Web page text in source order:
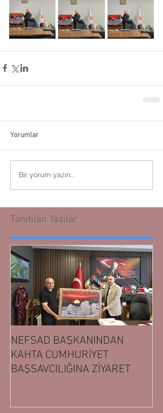
Yorumlar
Bir yorum yazın...
Tanıtılan Yazılar
NEFSAD BAŞKANINDAN
KAHTA CUMHURİYET
BAŞSAVCILIĞINA ZİYARET